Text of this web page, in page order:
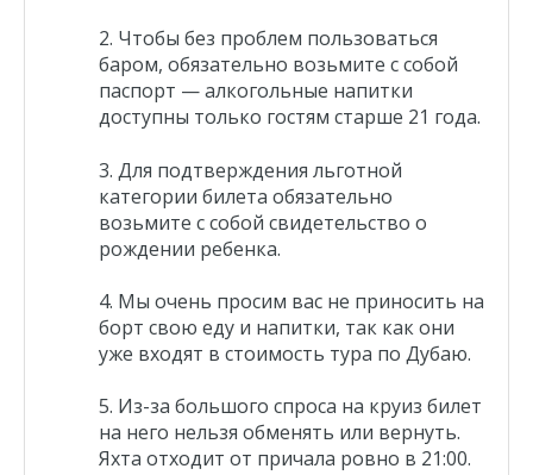
Чтобы без проблем пользоваться
баром, обязательно возьмите с собой
паспорт — алкогольные напитки
доступны только гостям старше 21 года.
Для подтверждения льготной
категории билета обязательно
возьмите с собой свидетельство о
рождении ребенка.
Мы очень просим вас не приносить на
борт свою еду и напитки, так как они
уже входят в стоимость тура по Дубаю.
Из-за большого спроса на круиз билет
на него нельзя обменять или вернуть.
Яхта отходит от причала ровно в 21:00.